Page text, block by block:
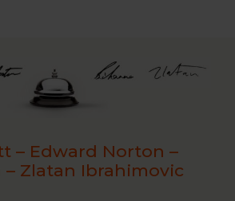
– Edward Norton –
– Zlatan Ibrahimovic